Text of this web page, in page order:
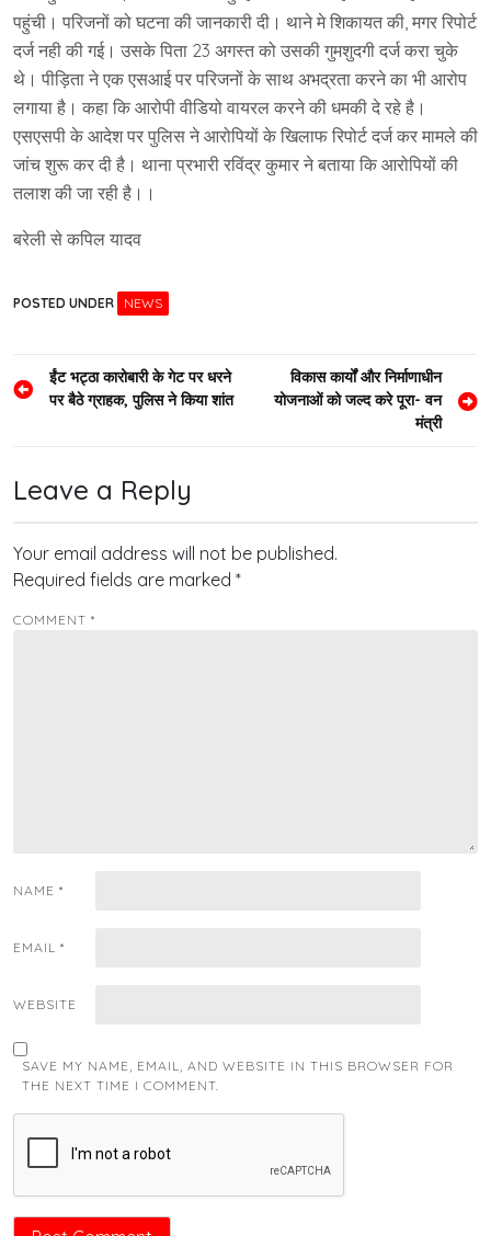
पहुंची। परिजनों को घटना की जानकारी दी। थाने मे शिकायत की, मगर रिपोर्ट
दर्ज नही की गई। उसके पिता 23 अगस्त को उसकी गुमशुदगी दर्ज करा चुके
थे। पीड़िता ने एक एसआई पर परिजनों के साथ अभद्रता करने का भी आरोप
लगाया है। कहा कि आरोपी वीडियो वायरल करने की धमकी दे रहे है।
एसएसपी के आदेश पर पुलिस ने आरोपियों के खिलाफ रिपोर्ट दर्ज कर मामले की
जांच शुरू कर दी है। थाना प्रभारी रविंद्र कुमार ने बताया कि आरोपियों की
तलाश की जा रही है।।
बरेली से कपिल यादव
POSTED UNDER NEWS
Post
navigation
ईंट भट्ठा कारोबारी के गेट पर धरने
पर बैठे ग्राहक, पुलिस ने किया शांत
विकास कार्यों और निर्माणाधीन
योजनाओं को जल्द करे पूरा- वन
मंत्री
Leave a Reply
Your email address will not be published.
Required fields are marked *
COMMENT *
NAME *
EMAIL *
WEBSITE
SAVE MY NAME, EMAIL, AND WEBSITE IN THIS BROWSER FOR
THE NEXT TIME I COMMENT.